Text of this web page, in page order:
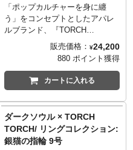
──────────────────
■マテリアル
シルバー925／スワロフスキー
TORCH TORCH OFFICIAL
http://www.torchtorch.jp
TORCH TORCHのコダワリを
monoマガジンでご紹介いただき
ります。
──────────────────
■サイズ
9号/円周49.2mm
──────────────────
シルバー925／スワロフスキー
SITE：http://www.torchtorch.jp
TORCH TORCHのコダワリを
monoマガジンでご紹介いただき
ました。
経たマット仕上げの上から、さ
らに燻しを加えることでアンテ
ィーク感を追求。『ダークソウ
ル』の空気や情緒を感じられる
ように細心の注意を払った自信
の一品です。シルバー925による
独特の、身に着けるほどに生じ
るくすみや黒ずみといった味わ
的に荒い仕上げや傷を施してお
ります。
※ハンドメイドで作られている
「ポップカルチャーを身に纏
う」をコンセプトとしたアパレ
ルブランド、『TORCH
TORCH（トーチトーチ）』。
『ダークソウルII』『ダークソウ
ルIII』に登場する、大ダメージ
を負うような高所も楽々と飛び
降りられるようになる重要な装
おこない、日常で着用可能な高
級感漂うリングに仕上げまし
た。手磨きによる特殊な工程を
販売価格： ¥24,200
880 ポイント獲得
カートに入れる
ダークソウル × TORCH
TORCH/ リングコレクション:
銀猫の指輪 9号